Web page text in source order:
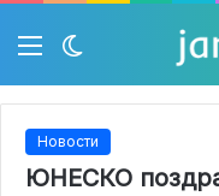
Мәзір
skin
Новости
ЮНЕСКО